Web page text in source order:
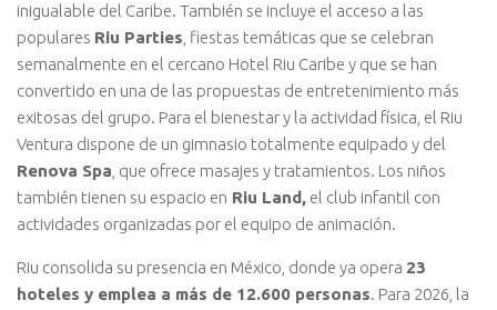
inigualable del Caribe. También se incluye el acceso a las
populares Riu Parties , fiestas temáticas que se celebran
semanalmente en el cercano Hotel Riu Caribe y que se han
convertido en una de las propuestas de entretenimiento más
exitosas del grupo. Para el bienestar y la actividad física, el Riu
Ventura dispone de un gimnasio totalmente equipado y del
Renova Spa , que ofrece masajes y tratamientos. Los niños
también tienen su espacio en Riu Land, el club infantil con
actividades organizadas por el equipo de animación.
Riu consolida su presencia en México, donde ya opera 23
hoteles y emplea a más de 12.600 personas. Para 2026, la